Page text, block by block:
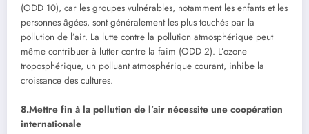
(ODD 10), car les groupes vulnérables, notamment les enfants et les
personnes âgées, sont généralement les plus touchés par la
pollution de l’air. La lutte contre la pollution atmosphérique peut
même contribuer à lutter contre la faim (ODD 2). L’ozone
troposphérique, un polluant atmosphérique courant, inhibe la
croissance des cultures.
8.Mettre fin à la pollution de l’air nécessite une coopération
internationale